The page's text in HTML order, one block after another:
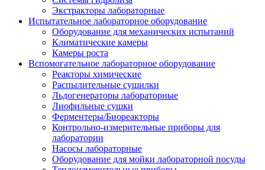
Экстракторы лабораторные
Испытательное лабораторное оборудование
Оборудование для механических испытаний
Климатические камеры
Камеры роста
Вспомогательное лабораторное оборудование
Реакторы химические
Распылительные сушилки
Льдогенераторы лабораторные
Лиофильные сушки
Ферментеры/Биореакторы
Контрольно-измерительные приборы для
лаборатории
Насосы лабораторные
Оборудование для мойки лабораторной посуды